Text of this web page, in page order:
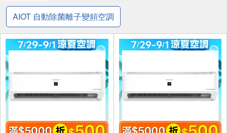
AIOT 自動除菌離子變頻空調